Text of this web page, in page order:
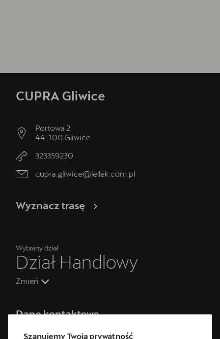
CUPRA Gliwice
Portowa 2
44-100 Gliwice
323359230
cupra.gliwice@lellek.com.pl
Wyznacz trasę
Wybrany dział
Dział Handlowy
Zmień
Dane kontaktowe
+48 32 335 92 30
Szanujemy Twoją prywatność